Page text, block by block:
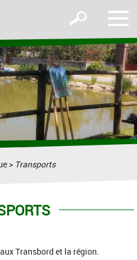
le
Afficher
formulaire
de
recherche
> Transports
Transbord et la région.